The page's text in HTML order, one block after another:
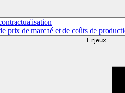
prix de marché et de coûts de
Enjeux